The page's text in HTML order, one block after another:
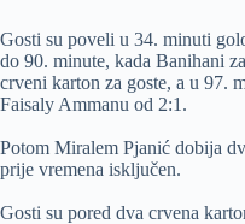
Gosti su poveli u 34. minuti
do 90. minute, kada Banihani
crveni karton za goste, a u 97.
Faisaly Ammanu od 2:1.
Potom Miralem Pjanić dobija
prije vremena isključen.
Gosti su pored dva crvena